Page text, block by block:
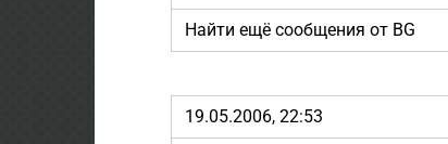
Найти ещё сообщения от BG
19.05.2006, 22:53